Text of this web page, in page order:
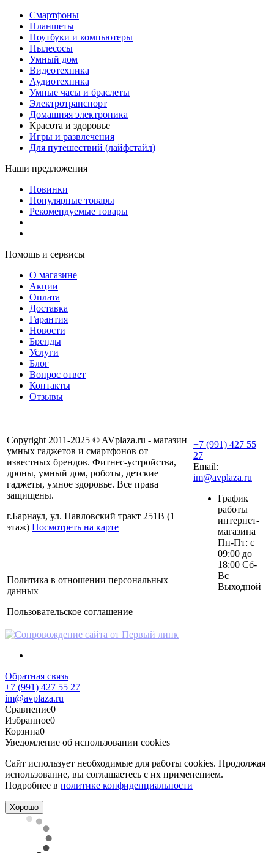
Смартфоны
Планшеты
Ноутбуки и компьютеры
Пылесосы
Умный дом
Видеотехника
Аудиотехника
Умные часы и браслеты
Электротранспорт
Домашняя электроника
Красота и здоровье
Игры и развлечения
Для путешествий (лайфстайл)
Наши предложения
Новинки
Популярные товары
Рекомендуемые товары
Помощь и сервисы
О магазине
Акции
Оплата
Доставка
Гарантия
Новости
Бренды
Услуги
Блог
Вопрос ответ
Контакты
Отзывы
Copyright 2011-2025 © AVplaza.ru - магазин
умных гаджетов и смартфонов от
известных брендов. Фитнес-устройства,
дроны, умный дом, роботы, детские
гаджеты, умное здоровье. Все права
защищены.
г.Барнаул, ул. Павловский тракт 251В (1
этаж) Посмотреть на карте
Политика в отношении персональных
данных
Пользовательское соглашение
+7 (991) 427 55
27
Email:
im@avplaza.ru
График
работы
интернет-
магазина
Пн-Пт: с
09:00 до
18:00 Сб-
Вс
Выходной
Обратная связь
+7 (991) 427 55 27
im@avplaza.ru
Сравнение0
Избранное0
Корзина0
Уведомление об использовании cookies
Сайт использует необходимые для работы cookies. Продолжая
использование, вы соглашаетесь с их применением.
Подробнее в политике конфиденциальности
Хорошо